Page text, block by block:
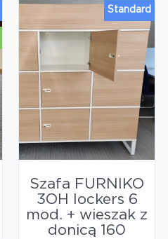
Standard
Szafa FURNIKO
3OH lockers 6
mod. + wieszak z
donicą 160